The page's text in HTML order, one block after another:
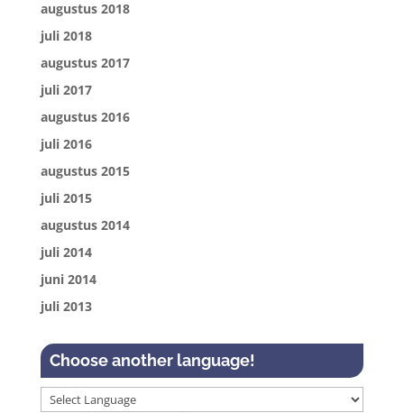
augustus 2018
juli 2018
augustus 2017
juli 2017
augustus 2016
juli 2016
augustus 2015
juli 2015
augustus 2014
juli 2014
juni 2014
juli 2013
Choose another language!